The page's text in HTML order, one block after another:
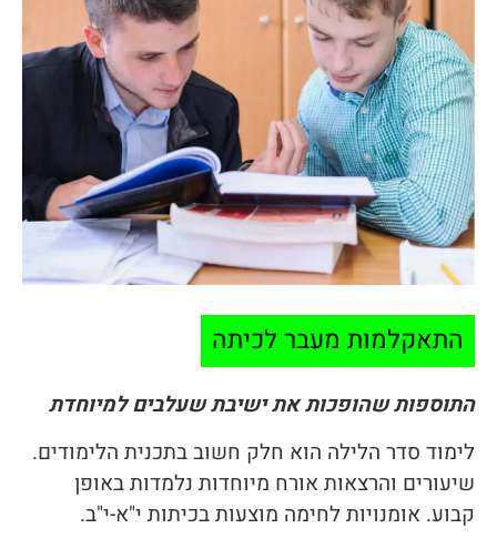
התאקלמות מעבר לכיתה
התוספות שהופכות את ישיבת שעלבים למיוחדת
לימוד סדר הלילה הוא חלק חשוב בתכנית הלימודים.
שיעורים והרצאות אורח מיוחדות נלמדות באופן
קבוע. אומנויות לחימה מוצעות בכיתות י"א-י"ב.